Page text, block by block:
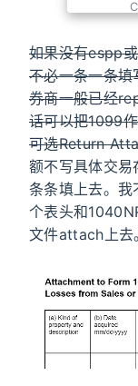
如果没有espp
不必一条一条
券商一般已经
话可以把1099
可选Return
额不写具体交易
条条填上去。我
个表头和
文件attach上去